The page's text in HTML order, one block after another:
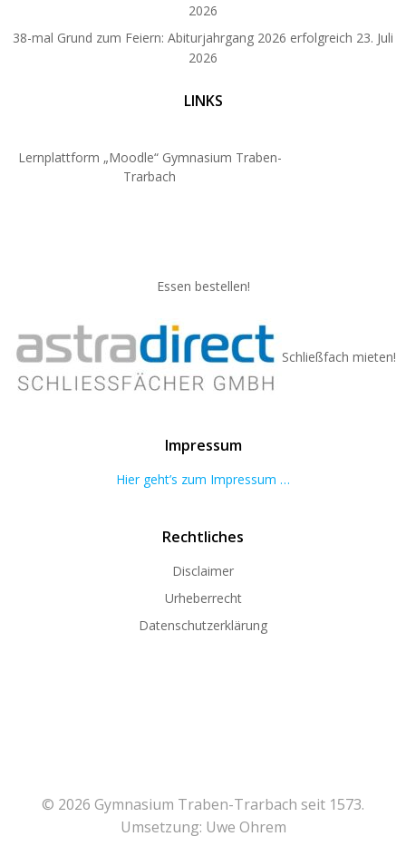
2026
38-mal Grund zum Feiern: Abiturjahrgang 2026 erfolgreich 23. Juli
2026
LINKS
Lernplattform „Moodle“ Gymnasium Traben-
Trarbach
Essen bestellen!
Schließfach mieten!
Impressum
Hier geht’s zum Impressum …
Rechtliches
Disclaimer
Urheberrecht
Datenschutzerklärung
© 2026 Gymnasium Traben-Trarbach seit 1573.
Umsetzung: Uwe Ohrem